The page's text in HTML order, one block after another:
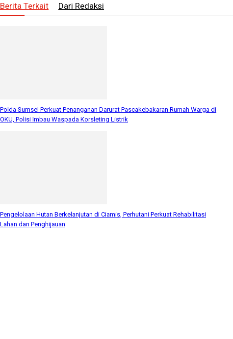
Berita Terkait Dari Redaksi
Polda Sumsel Perkuat Penanganan Darurat Pascakebakaran Rumah Warga di
OKU, Polisi Imbau Waspada Korsleting Listrik
Pengelolaan Hutan Berkelanjutan di Ciamis, Perhutani Perkuat Rehabilitasi
Lahan dan Penghijauan